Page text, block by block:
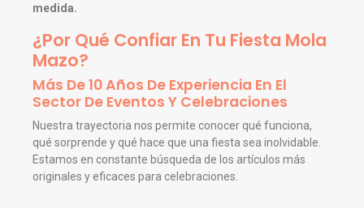
medida.
¿Por Qué Confiar En Tu Fiesta Mola
Mazo?
Más De 10 Años De Experiencia En El
Sector De Eventos Y Celebraciones
Nuestra trayectoria nos permite conocer qué funciona,
qué sorprende y qué hace que una fiesta sea inolvidable.
Estamos en constante búsqueda de los artículos más
originales y eficaces para celebraciones.